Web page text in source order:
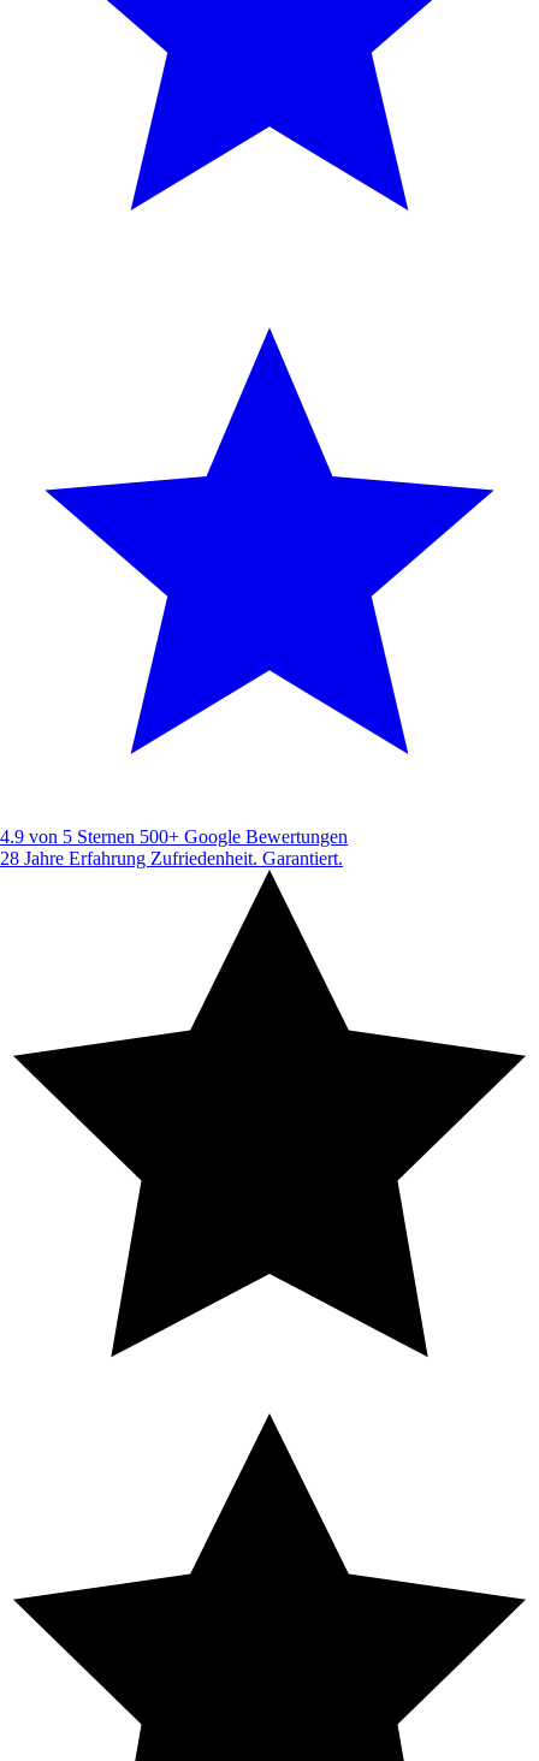
4.9 von 5 Sternen 500+ Google Bewertungen
28 Jahre Erfahrung Zufriedenheit. Garantiert.